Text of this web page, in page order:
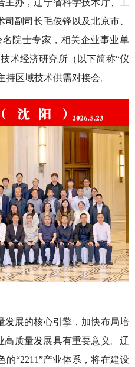
办，辽宁省科学技术厅、工
副司长毛俊锋以及北京市、
院士专家，相关企业事业单
术经济研究所（以下简称“仪
区域技术供需对接会。
发展的核心引擎，加快布局培
高质量发展具有重要意义。辽
“2211”产业体系，将在建设